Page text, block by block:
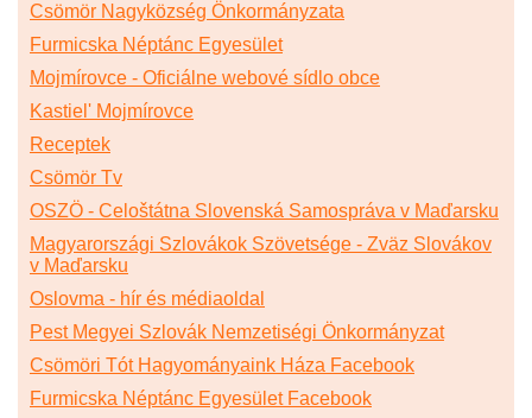
Csömör Nagyközség Önkormányzata
Furmicska Néptánc Egyesület
Mojmírovce - Oficiálne webové sídlo obce
Kastiel' Mojmírovce
Receptek
Csömör Tv
OSZÖ - Celoštátna Slovenská Samospráva v Maďarsku
Magyarországi Szlovákok Szövetsége - Zväz Slovákov
v Maďarsku
Oslovma - hír és médiaoldal
Pest Megyei Szlovák Nemzetiségi Önkormányzat
Csömöri Tót Hagyományaink Háza Facebook
Furmicska Néptánc Egyesület Facebook